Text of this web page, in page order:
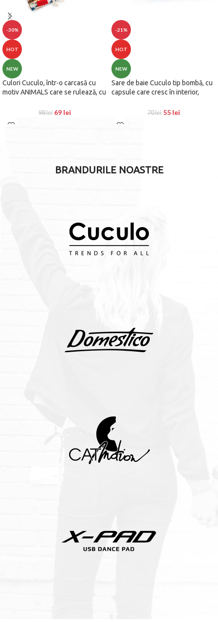
-30%
HOT
NEW
Culori Cuculo, într-o carcasă cu
motiv ANIMALS care se rulează, cu
lungi, 36 de bucăți, cărți de colorat
98lei 69 lei
-21%
HOT
NEW
Sare de baie Cuculo tip bombă, cu
capsule care cresc în interior,
70lei 55 lei
BRANDURILE NOASTRE